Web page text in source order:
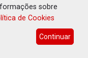
sobre
de Cookies
Continuar